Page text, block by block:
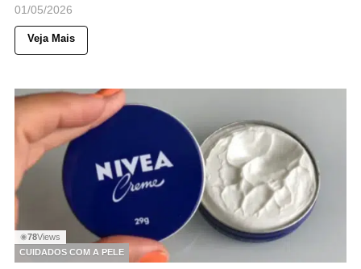
01/05/2026
Veja Mais
◉78Views
CUIDADOS COM A PELE